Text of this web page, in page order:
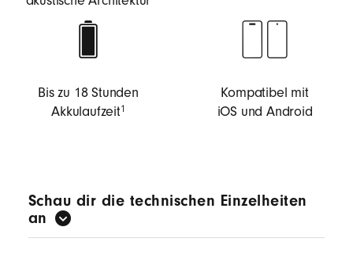
Bis zu 18 Stunden
Akkulaufzeit1
Kompatibel mit
iOS und Android
Schau dir die technischen Einzelheiten
an